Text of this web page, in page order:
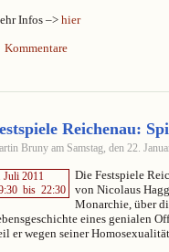
Infos –>hier
Kommentare
Reichenau:
Bruny am Samstag, den 22.
Juli 2011
bis 22:30
Die Festspiele
von Nicolaus
Monarchie, über
eines genialen
er wegen seiner Homosexualität